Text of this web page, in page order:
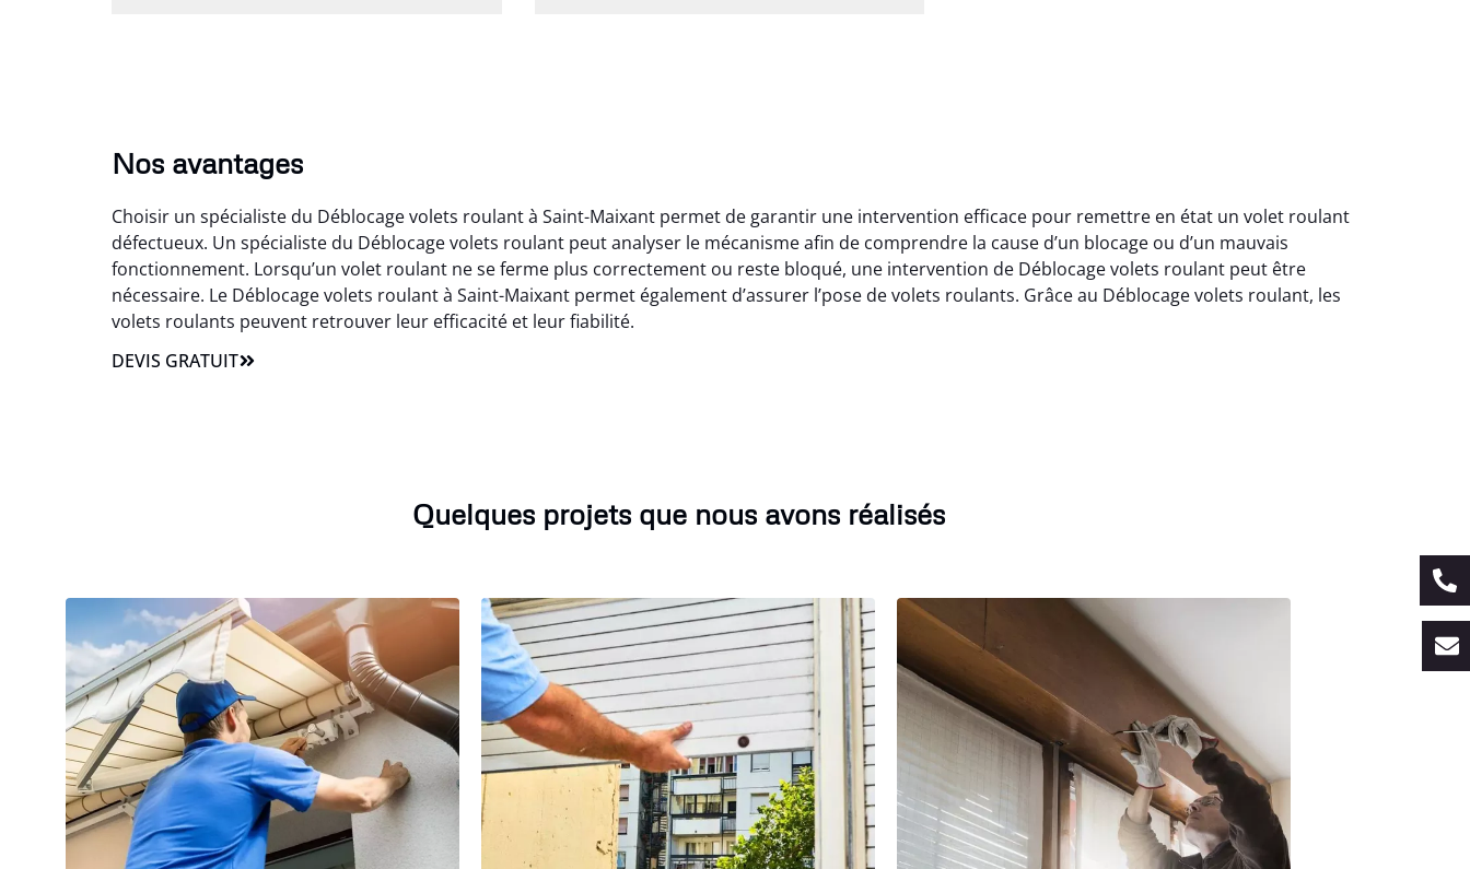
Nos avantages
Choisir un spécialiste du Déblocage volets roulant à Saint-Maixant permet de garantir une intervention efficace pour remettre en état un volet roulant
défectueux. Un spécialiste du Déblocage volets roulant peut analyser le mécanisme afin de comprendre la cause d’un blocage ou d’un mauvais
fonctionnement. Lorsqu’un volet roulant ne se ferme plus correctement ou reste bloqué, une intervention de Déblocage volets roulant peut être
nécessaire. Le Déblocage volets roulant à Saint-Maixant permet également d’assurer l’pose de volets roulants. Grâce au Déblocage volets roulant, les
volets roulants peuvent retrouver leur efficacité et leur fiabilité.
DEVIS GRATUIT
Quelques projets que nous avons réalisés